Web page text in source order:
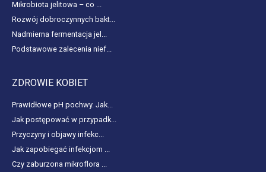
Mikrobiota jelitowa – co ...
Rozwój dobroczynnych bakt...
Nadmierna fermentacja jel...
Podstawowe zalecenia nief...
ZDROWIE KOBIET
Prawidłowe pH pochwy. Jak...
Jak postępować w przypadk...
Przyczyny i objawy infekc...
Jak zapobiegać infekcjom ...
Czy zaburzona mikroflora ...